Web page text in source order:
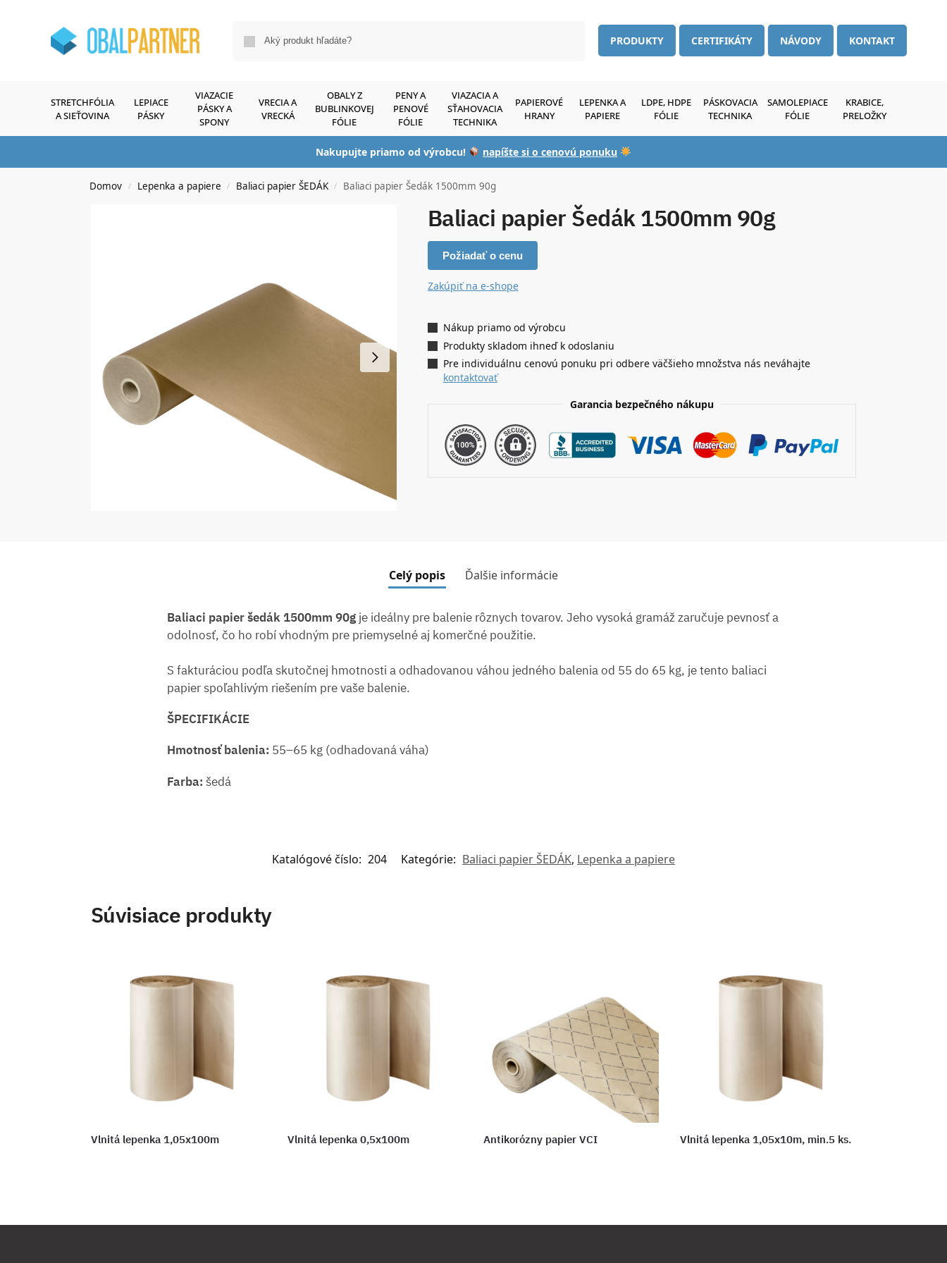
PRODUKTY CERTIFIKÁTY NÁVODY KONTAKT
STRETCHFÓLIA
A SIEŤOVINA
LEPIACE
PÁSKY
VIAZACIE
PÁSKY A
SPONY
VRECIA A
VRECKÁ
OBALY Z
BUBLINKOVEJ
FÓLIE
PENY A
PENOVÉ
FÓLIE
VIAZACIA A
SŤAHOVACIA
TECHNIKA
PAPIEROVÉ
HRANY
LEPENKA A
PAPIERE
LDPE, HDPE
FÓLIE
PÁSKOVACIA
TECHNIKA
SAMOLEPIACE
FÓLIE
KRABICE,
PRELOŽKY
Nakupujte priamo od výrobcu! napíšte si o cenovú ponuku
Domov / Lepenka a papiere / Baliaci papier ŠEDÁK / Baliaci papier Šedák 1500mm 90g
Baliaci papier Šedák 1500mm 90g
Požiadať o cenu
Zakúpiť na e-shope
Nákup priamo od výrobcu
Produkty skladom ihneď k odoslaniu
Pre individuálnu cenovú ponuku pri odbere väčšieho množstva nás neváhajte
kontaktovať
Garancia bezpečného nákupu
Celý popis Ďalšie informácie
Baliaci papier šedák 1500mm 90gje ideálny pre balenie rôznych tovarov. Jeho vysoká gramáž zaručuje pevnosť a
odolnosť, čo ho robí vhodným pre priemyselné aj komerčné použitie.
S fakturáciou podľa skutočnej hmotnosti a odhadovanou váhou jedného balenia od 55 do 65 kg, je tento baliaci
papier spoľahlivým riešením pre vaše balenie.
ŠPECIFIKÁCIE
Hmotnosť balenia: 55–65 kg (odhadovaná váha)
Farba: šedá
Katalógové číslo: 204 Kategórie: Baliaci papier ŠEDÁK, Lepenka a papiere
Súvisiace produkty
Vlnitá lepenka 1,05x100m Vlnitá lepenka 0,5x100m Antikorózny papier VCI Vlnitá lepenka 1,05x10m, min.5 ks.